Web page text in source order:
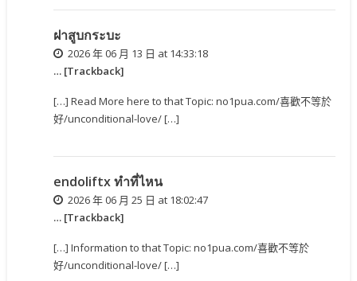
ฝาสูบกระบะ
2026 年 06 月 13 日 at 14:33:18
… [Trackback]
[…] Read More here to that Topic: no1pua.com/喜歡不等於
好/unconditional-love/ […]
endoliftx ทำที่ไหน
2026 年 06 月 25 日 at 18:02:47
… [Trackback]
[…] Information to that Topic: no1pua.com/喜歡不等於
好/unconditional-love/ […]